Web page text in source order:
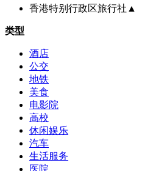
香港特别行政区旅行社 ▲
类型
酒店
公交
地铁
美食
电影院
高校
休闲娱乐
汽车
生活服务
医院